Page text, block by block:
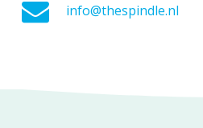
info@thespindle.nl